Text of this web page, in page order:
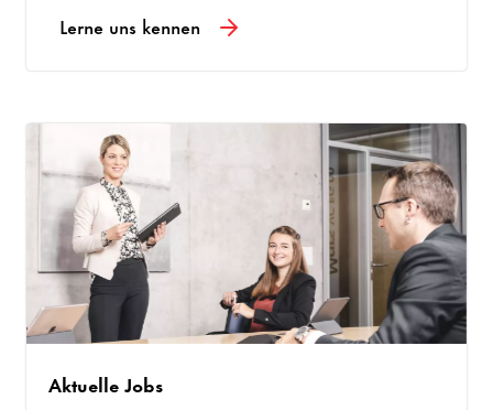
Lerne uns kennen
Aktuelle Jobs